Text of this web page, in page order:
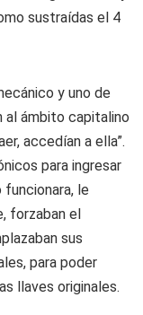
sustraídas el 4
y uno de
al ámbito capitalino
accedían a ella”.
para ingresar
le
forzaban el
sus
para poder
llaves originales.